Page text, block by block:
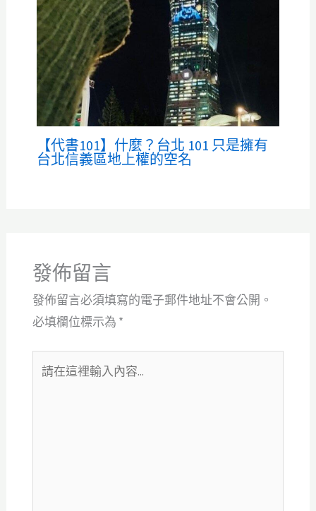
【代書101】什麼？台北 101 只是擁有
台北信義區地上權的空名
發佈留言
發佈留言必須填寫的電子郵件地址不會公開。
必填欄位標示為 *